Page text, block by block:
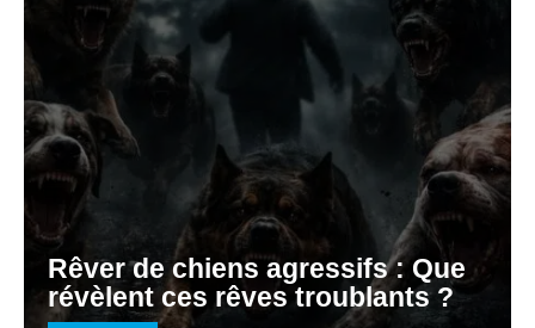
Rêver de chiens agressifs : Que
révèlent ces rêves troublants ?